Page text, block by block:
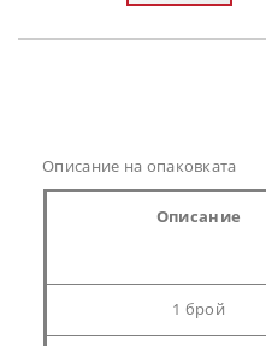
към
снимки
Описание на опаковката
Описание
1 брой